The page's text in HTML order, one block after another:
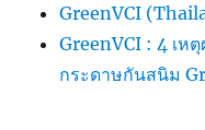
GreenVCI
GreenVCI : 4 เห
กระดาษกันสนิม